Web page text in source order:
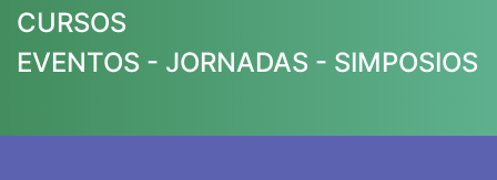
CURSOS
EVENTOS - JORNADAS - SIMPOSIOS